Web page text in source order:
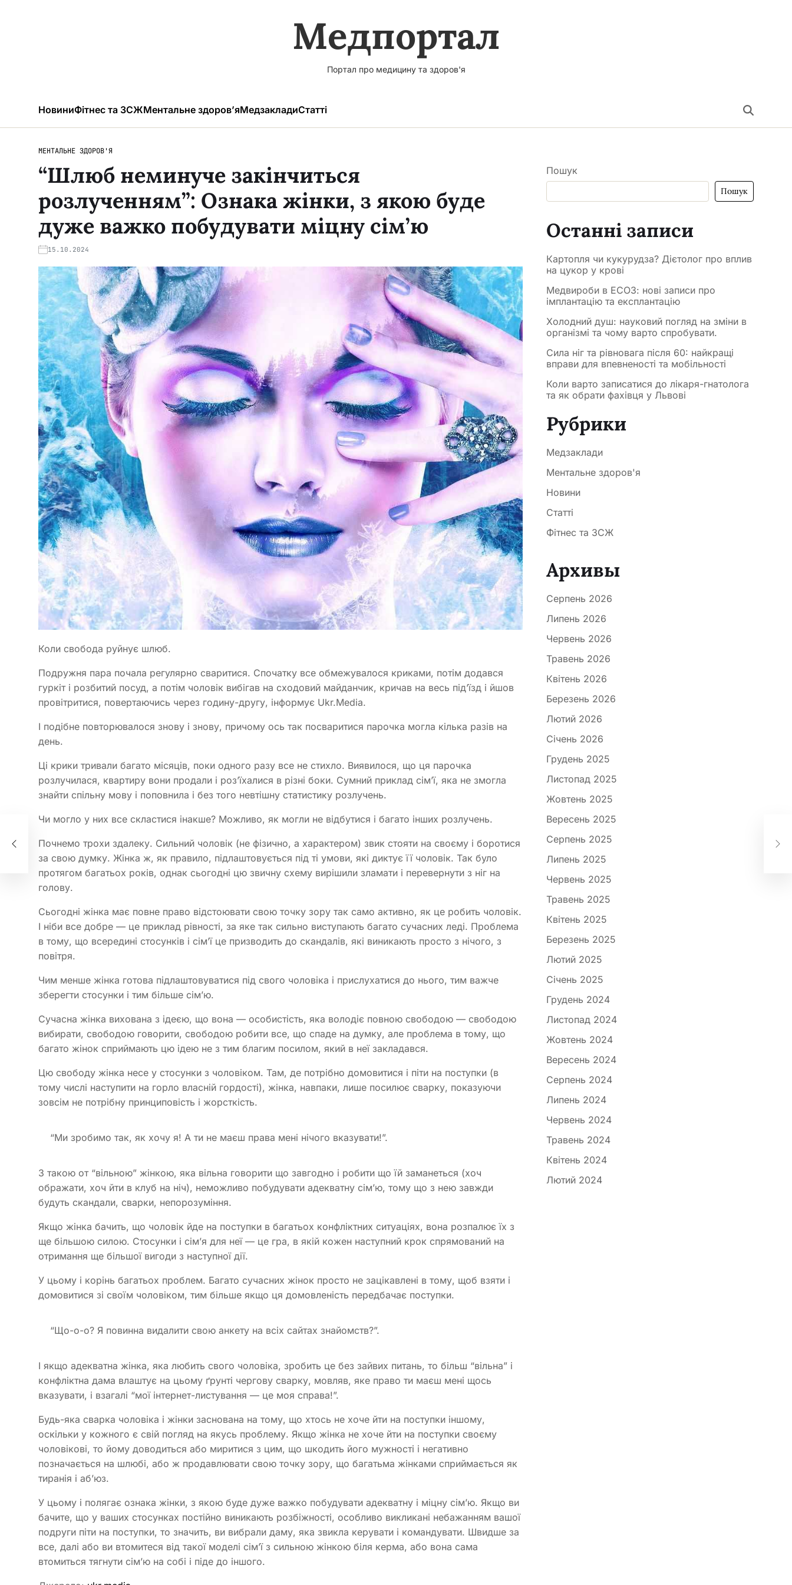
Медпортал
Портал про медицину та здоров'я
НовиниФітнес та ЗСЖМентальне здоров’яМедзакладиСтатті
МЕНТАЛЬНЕ ЗДОРОВ'Я
“Шлюб неминуче закінчиться
розлученням”: Ознака жінки, з якою буде
дуже важко побудувати міцну сім’ю
15.10.2024
Коли свобода руйнує шлюб.
Подружня пара почала регулярно сваритися. Спочатку все обмежувалося криками, потім додався
гуркіт і розбитий посуд, а потім чоловік вибігав на сходовий майданчик, кричав на весь під’їзд і йшов
провітритися, повертаючись через годину-другу, інформує Ukr.Media.
І подібне повторювалося знову і знову, причому ось так посваритися парочка могла кілька разів на
день.
Ці крики тривали багато місяців, поки одного разу все не стихло. Виявилося, що ця парочка
розлучилася, квартиру вони продали і роз’їхалися в різні боки. Сумний приклад сім’ї, яка не змогла
знайти спільну мову і поповнила і без того невтішну статистику розлучень.
Чи могло у них все скластися інакше? Можливо, як могли не відбутися і багато інших розлучень.
Почнемо трохи здалеку. Сильний чоловік (не фізично, а характером) звик стояти на своєму і боротися
за свою думку. Жінка ж, як правило, підлаштовується під ті умови, які диктує її чоловік. Так було
протягом багатьох років, однак сьогодні цю звичну схему вирішили зламати і перевернути з ніг на
голову.
Сьогодні жінка має повне право відстоювати свою точку зору так само активно, як це робить чоловік.
І ніби все добре — це приклад рівності, за яке так сильно виступають багато сучасних леді. Проблема
в тому, що всередині стосунків і сім’ї це призводить до скандалів, які виникають просто з нічого, з
повітря.
Чим менше жінка готова підлаштовуватися під свого чоловіка і прислухатися до нього, тим важче
зберегти стосунки і тим більше сім’ю.
Сучасна жінка вихована з ідеєю, що вона — особистість, яка володіє повною свободою — свободою
вибирати, свободою говорити, свободою робити все, що спаде на думку, але проблема в тому, що
багато жінок сприймають цю ідею не з тим благим посилом, який в неї закладався.
Цю свободу жінка несе у стосунки з чоловіком. Там, де потрібно домовитися і піти на поступки (в
тому числі наступити на горло власній гордості), жінка, навпаки, лише посилює сварку, показуючи
зовсім не потрібну принциповість і жорсткість.
“Ми зробимо так, як хочу я! А ти не маєш права мені нічого вказувати!”.
З такою от “вільною” жінкою, яка вільна говорити що завгодно і робити що їй заманеться (хоч
ображати, хоч йти в клуб на ніч), неможливо побудувати адекватну сім’ю, тому що з нею завжди
будуть скандали, сварки, непорозуміння.
Якщо жінка бачить, що чоловік йде на поступки в багатьох конфліктних ситуаціях, вона розпалює їх з
ще більшою силою. Стосунки і сім’я для неї — це гра, в якій кожен наступний крок спрямований на
отримання ще більшої вигоди з наступної дії.
У цьому і корінь багатьох проблем. Багато сучасних жінок просто не зацікавлені в тому, щоб взяти і
домовитися зі своїм чоловіком, тим більше якщо ця домовленість передбачає поступки.
“Що-о-о? Я повинна видалити свою анкету на всіх сайтах знайомств?”.
І якщо адекватна жінка, яка любить свого чоловіка, зробить це без зайвих питань, то більш “вільна” і
конфліктна дама влаштує на цьому ґрунті чергову сварку, мовляв, яке право ти маєш мені щось
вказувати, і взагалі “мої інтернет-листування — це моя справа!”.
Будь-яка сварка чоловіка і жінки заснована на тому, що хтось не хоче йти на поступки іншому,
оскільки у кожного є свій погляд на якусь проблему. Якщо жінка не хоче йти на поступки своєму
чоловікові, то йому доводиться або миритися з цим, що шкодить його мужності і негативно
позначається на шлюбі, або ж продавлювати свою точку зору, що багатьма жінками сприймається як
тиранія і аб’юз.
У цьому і полягає ознака жінки, з якою буде дуже важко побудувати адекватну і міцну сім’ю. Якщо ви
бачите, що у ваших стосунках постійно виникають розбіжності, особливо викликані небажанням вашої
подруги піти на поступки, то значить, ви вибрали даму, яка звикла керувати і командувати. Швидше за
все, далі або ви втомитеся від такої моделі сім’ї з сильною жінкою біля керма, або вона сама
втомиться тягнути сім’ю на собі і піде до іншого.
Пошук
Пошук
Останні записи
Картопля чи кукурудза? Дієтолог про вплив
на цукор у крові
Медвироби в ЕСОЗ: нові записи про
імплантацію та експлантацію
Холодний душ: науковий погляд на зміни в
організмі та чому варто спробувати.
Сила ніг та рівновага після 60: найкращі
вправи для впевненості та мобільності
Коли варто записатися до лікаря-гнатолога
та як обрати фахівця у Львові
Рубрики
Медзаклади
Ментальне здоров'я
Новини
Статті
Фітнес та ЗСЖ
Архивы
Серпень 2026
Липень 2026
Червень 2026
Травень 2026
Квітень 2026
Березень 2026
Лютий 2026
Січень 2026
Грудень 2025
Листопад 2025
Жовтень 2025
Вересень 2025
Серпень 2025
Липень 2025
Червень 2025
Травень 2025
Квітень 2025
Березень 2025
Лютий 2025
Січень 2025
Грудень 2024
Листопад 2024
Жовтень 2024
Вересень 2024
Серпень 2024
Липень 2024
Червень 2024
Травень 2024
Квітень 2024
Лютий 2024